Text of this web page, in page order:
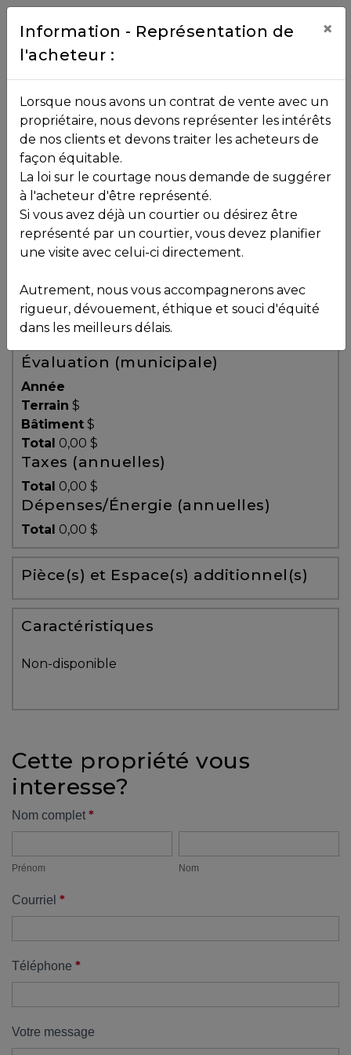
Contact
NOS
PROPRIÉTÉS
VOS
COURTIERS
Équipe
Partenaires
Témoignages
Blogue
ACHAT
Alerte
immobilière
Avec
un
courtier
vous
protégé!
outils
pour
financement
propriétaire
UNE
DÉCISION
!
de
démarrage
:
Toutes les propriétés
Vendu
, , ,
J0R 1R3
Voir plus de photos
Évaluation (municipale)
Année
Terrain $
Bâtiment $
Total 0,00 $
Taxes (annuelles)
Total 0,00 $
Dépenses/Énergie (annuelles)
Total 0,00 $
Pièce(s) et Espace(s) additionnel(s)
Caractéristiques
Non-disponible
Cette propriété vous
interesse?
Formulaire
Nom complet *
Prénom Nom
Courriel *
Téléphone *
Votre message
Information - Représentation de
l'acheteur :
×
Lorsque nous avons un contrat de vente avec un
propriétaire, nous devons représenter les intérêts
de nos clients et devons traiter les acheteurs de
façon équitable.
La loi sur le courtage nous demande de suggérer
à l'acheteur d'être représenté.
Si vous avez déjà un courtier ou désirez être
représenté par un courtier, vous devez planifier
une visite avec celui-ci directement.
Autrement, nous vous accompagnerons avec
rigueur, dévouement, éthique et souci d'équité
dans les meilleurs délais.